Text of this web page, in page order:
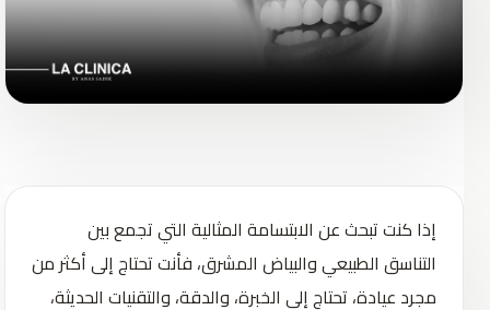
إذا كنت تبحث عن الابتسامة المثالية التي تجمع بين
التناسق الطبيعي والبياض المشرق، فأنت تحتاج إلى أكثر من
مجرد عيادة، تحتاج إلى الخبرة، والدقة، والتقنيات الحديثة،